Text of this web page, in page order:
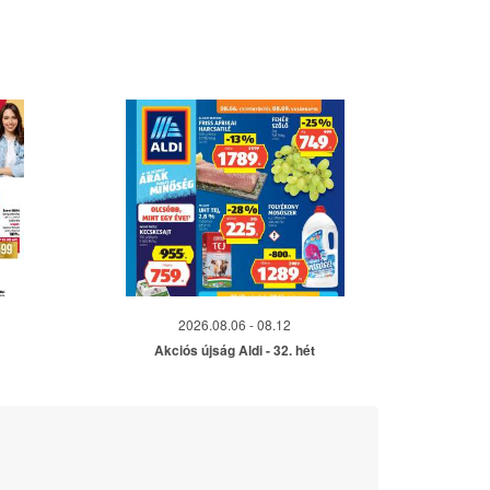
2026.08.06 - 08.12
Akciós újság Aldi - 32. hét